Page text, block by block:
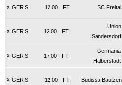
x GER S FT
12:00 SC Freital
x GER S FT
12:00
Union
Sandersdorf
x GER S FT
17:00
Germania
Halberstadt
x GER S FT
12:00 Budissa Bautzen